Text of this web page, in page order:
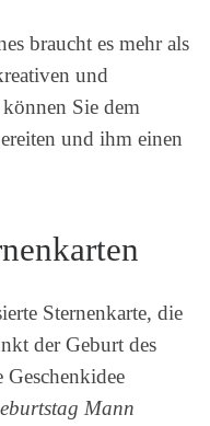
braucht es mehr als
und
Sie dem
und ihm einen
Sternenkarte, die
der Geburt des
Geschenkidee
Mann